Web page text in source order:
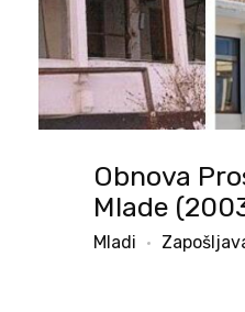
Obnova
Mlade
Mladi